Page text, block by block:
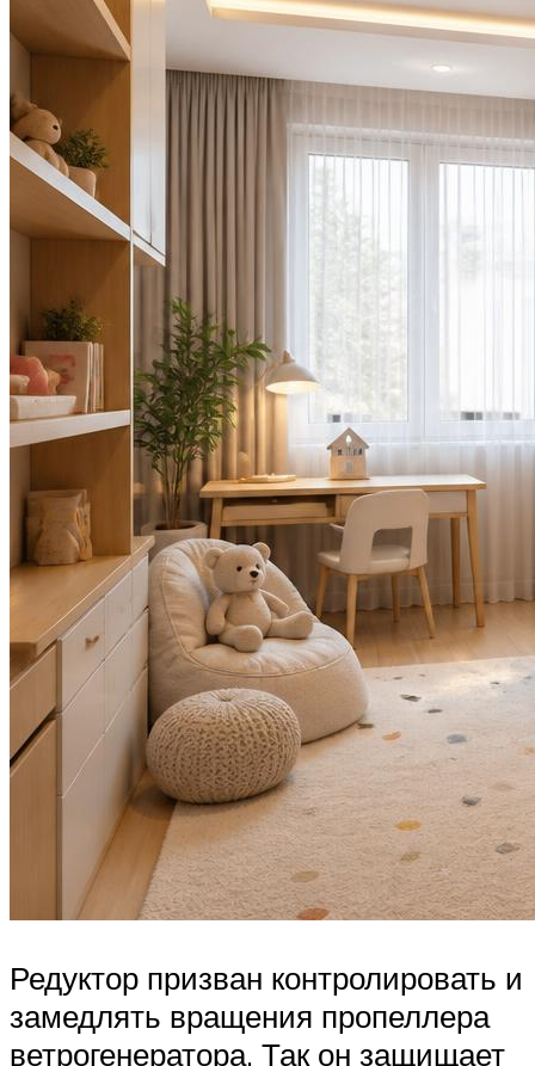
Редуктор призван контролировать и
замедлять вращения пропеллера
ветрогенератора. Так он защищает